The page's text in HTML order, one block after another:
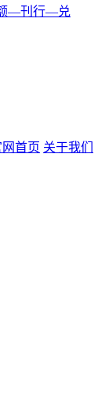
额—刊行—兑
首页 关于我们